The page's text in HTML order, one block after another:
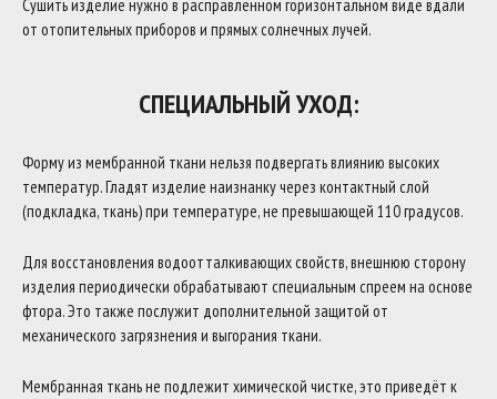
Сушить изделие нужно в расправленном горизонтальном виде вдали
от отопительных приборов и прямых солнечных лучей.
СПЕЦИАЛЬНЫЙ УХОД:
Форму из мембранной ткани нельзя подвергать влиянию высоких
температур. Гладят изделие наизнанку через контактный слой
(подкладка, ткань) при температуре, не превышающей 110 градусов.
Для восстановления водоотталкивающих свойств, внешнюю сторону
изделия периодически обрабатывают специальным спреем на основе
фтора. Это также послужит дополнительной защитой от
механического загрязнения и выгорания ткани.
Мембранная ткань не подлежит химической чистке, это приведёт к